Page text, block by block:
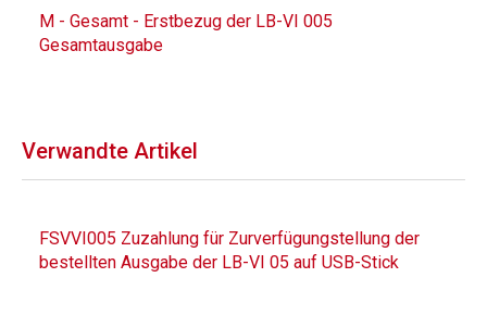
M - Gesamt - Erstbezug der LB-VI 005
Gesamtausgabe
Verwandte Artikel
FSVVI005 Zuzahlung für Zurverfügungstellung der
bestellten Ausgabe der LB-VI 05 auf USB-Stick